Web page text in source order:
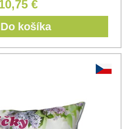
€
košíka